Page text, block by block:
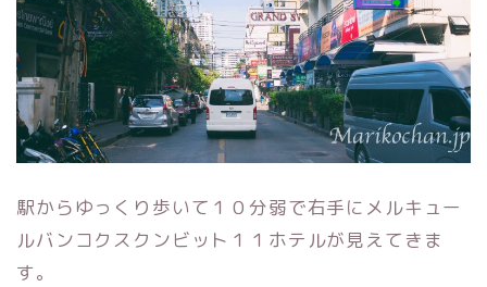
駅からゆっくり歩いて１０分弱で右手にメルキュー
ルバンコクスクンビット１１ホテルが見えてきま
す。